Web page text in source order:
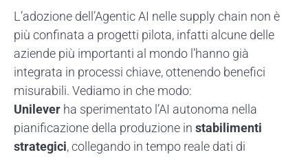
L’adozione dell’Agentic AI nelle supply chain non è
più confinata a progetti pilota, infatti alcune delle
aziende più importanti al mondo l’hanno già
integrata in processi chiave, ottenendo benefici
misurabili. Vediamo in che modo:
Unilever ha sperimentato l’AI autonoma nella
pianificazione della produzione in stabilimenti
strategici, collegando in tempo reale dati di